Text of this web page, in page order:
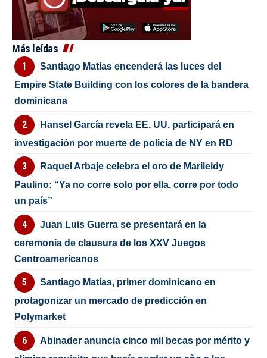
Más leídas
Santiago Matías encenderá las luces del
Empire State Building con los colores de la bandera
dominicana
Hansel García revela EE. UU. participará en
investigación por muerte de policía de NY en RD
Raquel Arbaje celebra el oro de Marileidy
Paulino: “Ya no corre solo por ella, corre por todo
un país”
Juan Luis Guerra se presentará en la
ceremonia de clausura de los XXV Juegos
Centroamericanos
Santiago Matías, primer dominicano en
protagonizar un mercado de predicción en
Polymarket
Abinader anuncia cinco mil becas por mérito y